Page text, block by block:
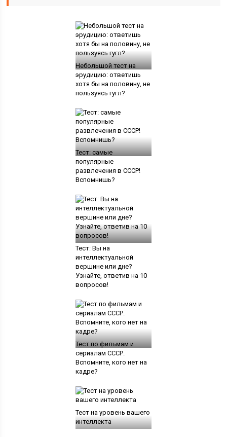
Небольшой тест на
эрудицию: ответишь
хотя бы на половину, не
пользуясь гугл?
Тест: самые
популярные
развлечения в СССР!
Вспомнишь?
Тест: Вы на
интеллектуальной
вершине или дне?
Узнайте, ответив на 10
вопросов!
Тест по фильмам и
сериалам СССР.
Вспомните, кого нет на
кадре?
Тест на уровень вашего
интеллекта